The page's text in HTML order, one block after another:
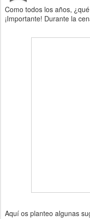
Como todos los años,
¡Importante! Durante la
Aquí os planteo algunas